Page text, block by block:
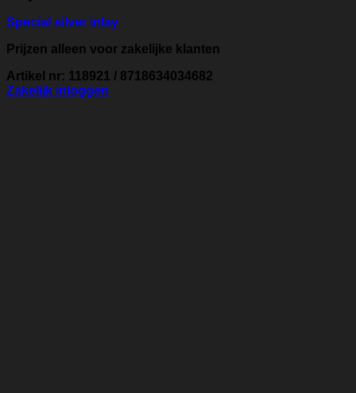
Special silver inlay
Prijzen alleen voor zakelijke klanten
Artikel nr: 118921 / 8718634034682
Zakelijk inloggen